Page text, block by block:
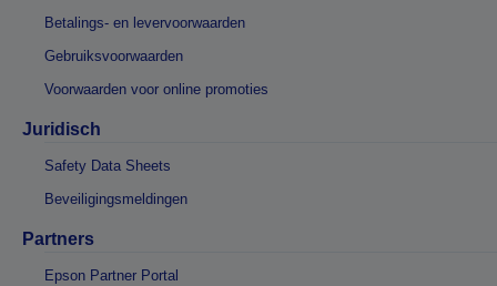
Betalings- en levervoorwaarden
Gebruiksvoorwaarden
Voorwaarden voor online promoties
Juridisch
Safety Data Sheets
Beveiligingsmeldingen
Partners
Epson Partner Portal